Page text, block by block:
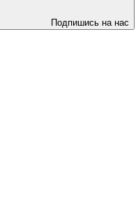
Подпишись на нас